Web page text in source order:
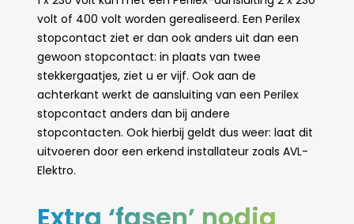
volt of 400 volt worden gerealiseerd. Een Perilex
stopcontact ziet er dan ook anders uit dan een
gewoon stopcontact: in plaats van twee
stekkergaatjes, ziet u er vijf. Ook aan de
achterkant werkt de aansluiting van een Perilex
stopcontact anders dan bij andere
stopcontacten. Ook hierbij geldt dus weer: laat dit
uitvoeren door een erkend installateur zoals AVL-
Elektro.